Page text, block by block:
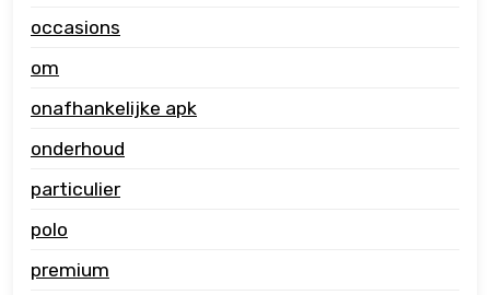
occasions
om
onafhankelijke apk
onderhoud
particulier
polo
premium